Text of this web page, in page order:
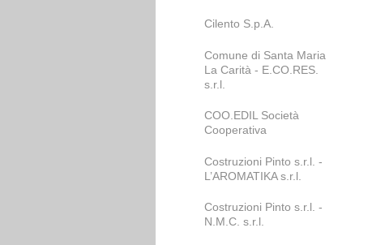
Cilento S.p.A.
Comune di Santa Maria
La Carità - E.CO.RES.
s.r.l.
COO.EDIL Società
Cooperativa
Costruzioni Pinto s.r.l. -
L’AROMATIKA s.r.l.
Costruzioni Pinto s.r.l. -
N.M.C. s.r.l.